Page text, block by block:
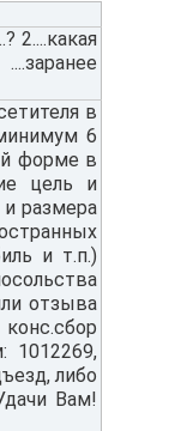
2....какая
в
6
форме в
цель и
размера
и т.п.)
отзыва
1012269,
либо
Вам!